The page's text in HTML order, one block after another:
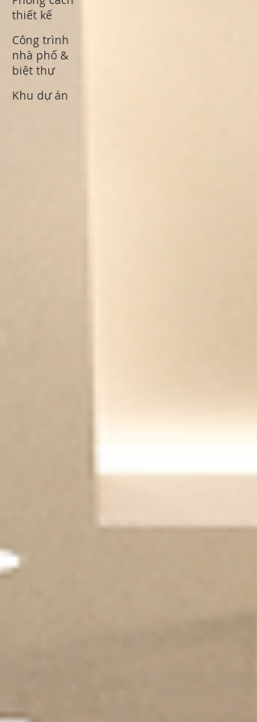
thiết kế
Công trình
nhà phố &
biệt thự
Khu dự án